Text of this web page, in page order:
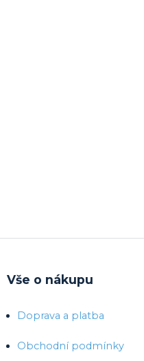
Vše o nákupu
Doprava a platba
Obchodní podmínky